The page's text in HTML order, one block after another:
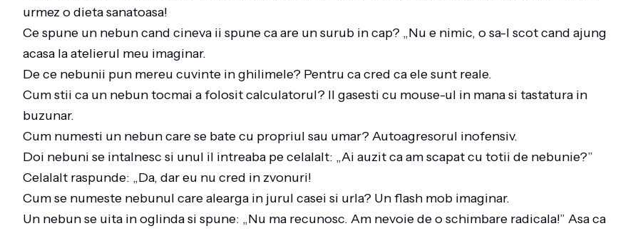
urmez o dieta sanatoasa!
Ce spune un nebun cand cineva ii spune ca are un surub in cap? „Nu e nimic, o sa-l scot cand ajung
acasa la atelierul meu imaginar.
De ce nebunii pun mereu cuvinte in ghilimele? Pentru ca cred ca ele sunt reale.
Cum stii ca un nebun tocmai a folosit calculatorul? Il gasesti cu mouse-ul in mana si tastatura in
buzunar.
Cum numesti un nebun care se bate cu propriul sau umar? Autoagresorul inofensiv.
Doi nebuni se intalnesc si unul il intreaba pe celalalt: „Ai auzit ca am scapat cu totii de nebunie?”
Celalalt raspunde: „Da, dar eu nu cred in zvonuri!
Cum se numeste nebunul care alearga in jurul casei si urla? Un flash mob imaginar.
Un nebun se uita in oglinda si spune: „Nu ma recunosc. Am nevoie de o schimbare radicala!” Asa ca